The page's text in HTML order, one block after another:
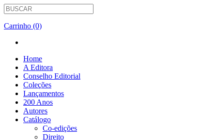
Carrinho (0)
Home
A Editora
Conselho Editorial
Coleções
Lançamentos
200 Anos
Autores
Catálogo
Co-edições
Direito